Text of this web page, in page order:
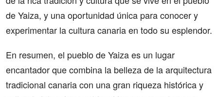
de Yaiza, y una oportunidad única para conocer y
experimentar la cultura canaria en todo su esplendor.
En resumen, el pueblo de Yaiza es un lugar
encantador que combina la belleza de la arquitectura
tradicional canaria con una gran riqueza histórica y